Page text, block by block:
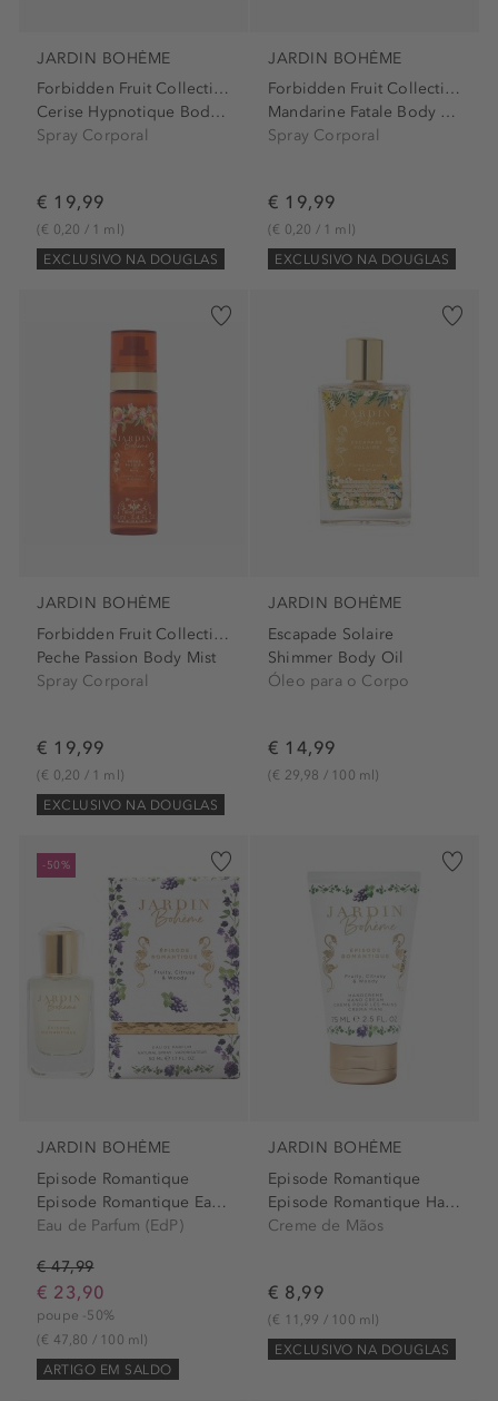
JARDIN BOHÈME
Forbidden Fruit Collection
Cerise Hypnotique Body Mist
Spray Corporal
€ 19,99
(€ 0,20 / 1 ml)
EXCLUSIVO NA DOUGLAS
JARDIN BOHÈME
Forbidden Fruit Collection
Mandarine Fatale Body Mist
Spray Corporal
€ 19,99
(€ 0,20 / 1 ml)
EXCLUSIVO NA DOUGLAS
JARDIN BOHÈME
Forbidden Fruit Collection
Peche Passion Body Mist
Spray Corporal
€ 19,99
(€ 0,20 / 1 ml)
EXCLUSIVO NA DOUGLAS
JARDIN BOHÈME
Escapade Solaire
Shimmer Body Oil
Óleo para o Corpo
€ 14,99
(€ 29,98 / 100 ml)
-50%
JARDIN BOHÈME
Episode Romantique
Episode Romantique Eau de...
Eau de Parfum (EdP)
€ 47,99
€ 23,90
poupe -50%
(€ 47,80 / 100 ml)
ARTIGO EM SALDO
JARDIN BOHÈME
Episode Romantique
Episode Romantique Hand Cream
Creme de Mãos
€ 8,99
(€ 11,99 / 100 ml)
EXCLUSIVO NA DOUGLAS